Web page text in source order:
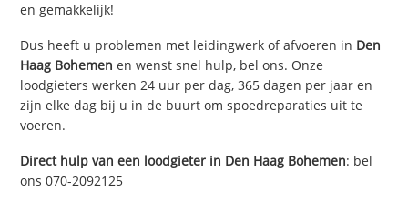
en gemakkelijk!
Dus heeft u problemen met leidingwerk of afvoeren in Den
Haag Bohemen en wenst snel hulp, bel ons. Onze
loodgieters werken 24 uur per dag, 365 dagen per jaar en
zijn elke dag bij u in de buurt om spoedreparaties uit te
voeren.
Direct hulp van een loodgieter in Den Haag Bohemen: bel
ons 070-2092125